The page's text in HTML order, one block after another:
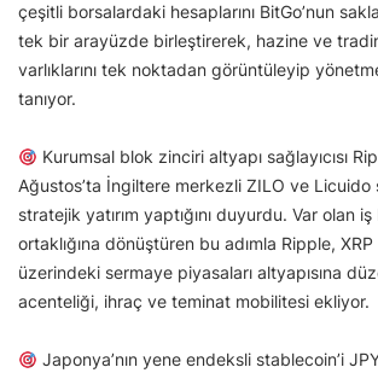
çeşitli borsalardaki hesaplarını BitGo’nun
tek bir arayüzde birleştirerek, hazine ve
varlıklarını tek noktadan görüntüleyip
tanıyor.
Kurumsal blok zinciri altyapı sağlayıcısı
Ağustos’ta İngiltere merkezli ZILO ve Licuido
stratejik yatırım yaptığını duyurdu. Var olan
ortaklığına dönüştüren bu adımla Ripple,
üzerindeki sermaye piyasaları altyapısına
acenteliği, ihraç ve teminat mobilitesi ekliyor.
Japonya’nın yene endeksli stablecoin’i